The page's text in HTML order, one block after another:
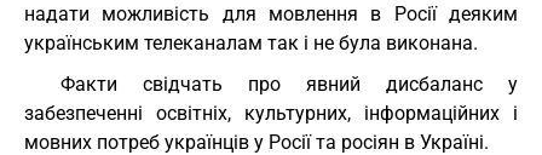
надати можливість для мовлення в Росії деяким
українським телеканалам так і не була виконана.
Факти свідчать про явний дисбаланс у
забезпеченні освітніх, культурних, інформаційних і
мовних потреб українців у Росії та росіян в Україні.